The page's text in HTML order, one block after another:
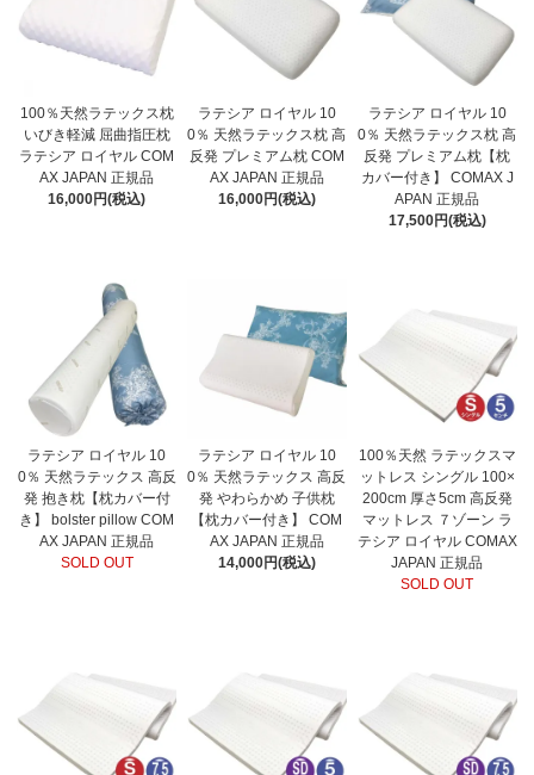
100％天然ラテックス枕
いびき軽減 屈曲指圧枕
ラテシア ロイヤル COM
AX JAPAN 正規品
16,000円(税込)
ラテシア ロイヤル 10
0％ 天然ラテックス枕 高
反発 プレミアム枕 COM
AX JAPAN 正規品
16,000円(税込)
ラテシア ロイヤル 10
0％ 天然ラテックス枕 高
反発 プレミアム枕【枕
カバー付き】 COMAX J
APAN 正規品
17,500円(税込)
ラテシア ロイヤル 10
0％ 天然ラテックス 高反
発 抱き枕【枕カバー付
き】 bolster pillow COM
AX JAPAN 正規品
SOLD OUT
ラテシア ロイヤル 10
0％ 天然ラテックス 高反
発 やわらかめ 子供枕
【枕カバー付き】 COM
AX JAPAN 正規品
14,000円(税込)
100％天然 ラテックスマ
ットレス シングル 100×
200cm 厚さ5cm 高反発
マットレス ７ゾーン ラ
テシア ロイヤル COMAX
JAPAN 正規品
SOLD OUT